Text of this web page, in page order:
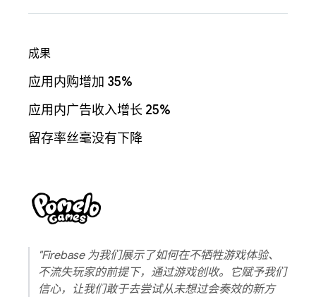
成果
应用内购增加 35%
应用内广告收入增长 25%
留存率丝毫没有下降
"Firebase 为我们展示了如何在不牺牲游戏体验、
不流失玩家的前提下，通过游戏创收。它赋予我们
信心，让我们敢于去尝试从未想过会奏效的新方